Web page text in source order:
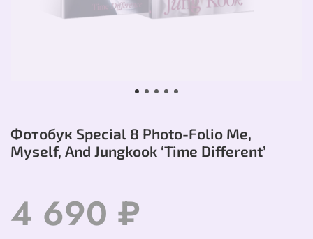
Фотобук Special 8 Photo-Folio Me,
Myself, And Jungkook ‘Time Different’
4 690 ₽